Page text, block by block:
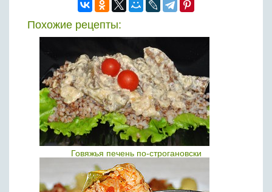
Похожие рецепты:
Говяжья печень по-строгановски